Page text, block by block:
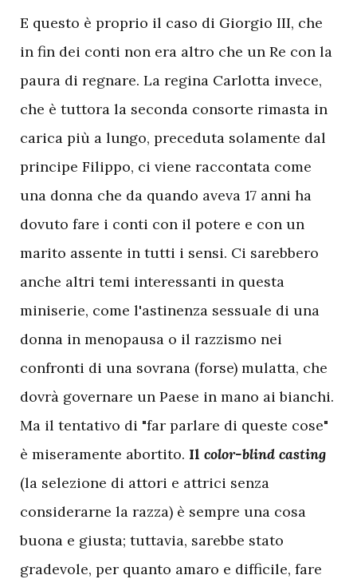
E questo è proprio il caso di Giorgio III, che
in fin dei conti non era altro che un Re con la
paura di regnare. La regina Carlotta invece,
che è tuttora la seconda consorte rimasta in
carica più a lungo, preceduta solamente dal
principe Filippo, ci viene raccontata come
una donna che da quando aveva 17 anni ha
dovuto fare i conti con il potere e con un
marito assente in tutti i sensi. Ci sarebbero
anche altri temi interessanti in questa
miniserie, come l'astinenza sessuale di una
donna in menopausa o il razzismo nei
confronti di una sovrana (forse) mulatta, che
dovrà governare un Paese in mano ai bianchi.
Ma il tentativo di "far parlare di queste cose"
è miseramente abortito. Il color-blind casting
(la selezione di attori e attrici senza
considerarne la razza) è sempre una cosa
buona e giusta; tuttavia, sarebbe stato
gradevole, per quanto amaro e difficile, fare